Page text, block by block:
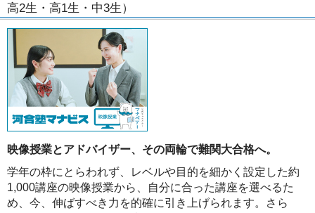
高2生・高1生・中3生）
映像授業とアドバイザー、その両輪で難関大合格へ。
学年の枠にとらわれず、レベルや目的を細かく設定した約
1,000講座の映像授業から、自分に合った講座を選べるた
め、今、伸ばすべき力を的確に引き上げられます。さら